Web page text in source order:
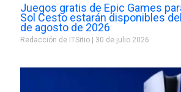
Juegos gratis de Epic Games
Sol Cesto estarán disponibles
de agosto de 2026
Redacción de ITSitio 30 de julio 2026